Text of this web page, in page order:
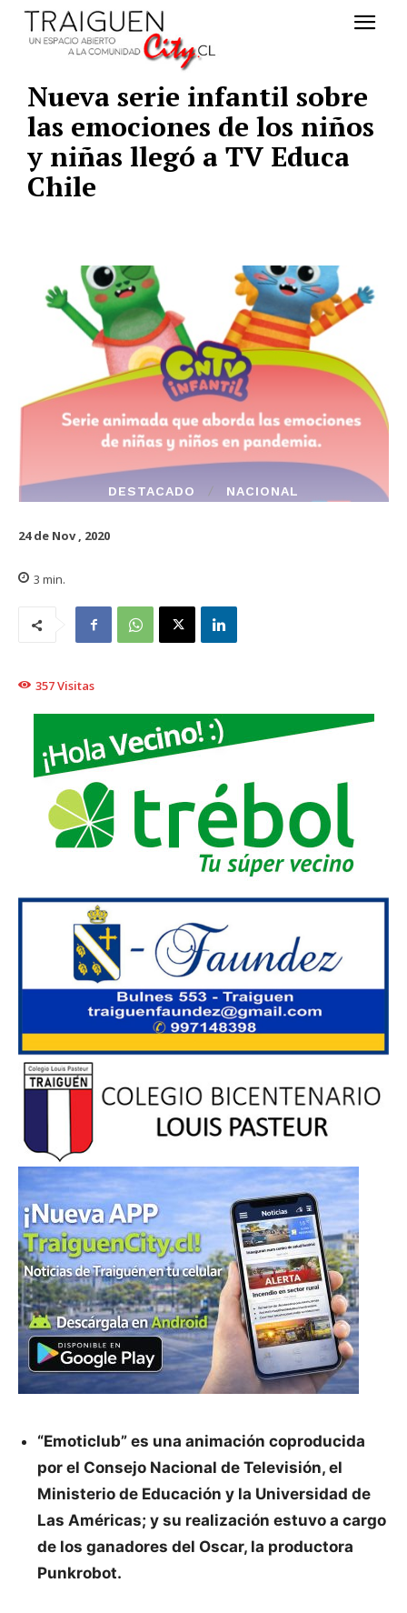
Nueva serie infantil sobre
las emociones de los niños
y niñas llegó a TV Educa
Chile
DESTACADO NACIONAL
24 de Nov , 2020
3 min.
357Visitas
“Emoticlub” es una animación coproducida
por el Consejo Nacional de Televisión, el
Ministerio de Educación y la Universidad de
Las Américas; y su realización estuvo a cargo
de los ganadores del Oscar, la productora
Punkrobot.